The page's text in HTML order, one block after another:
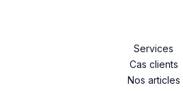
Services
Cas clients
Nos articles